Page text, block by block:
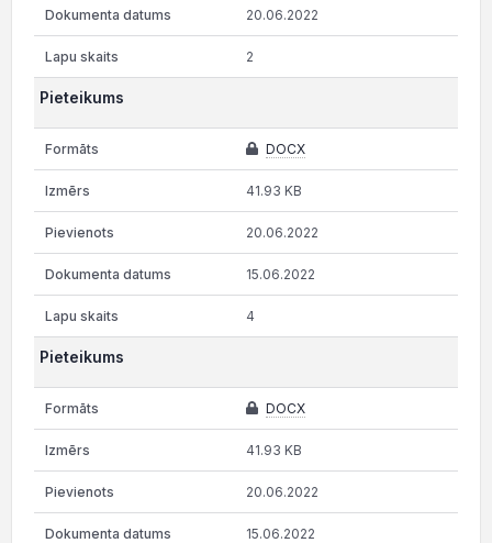
20.06.2022
2
Pieteikums
DOCX
41.93 KB
20.06.2022
15.06.2022
4
Pieteikums
DOCX
41.93 KB
20.06.2022
15.06.2022